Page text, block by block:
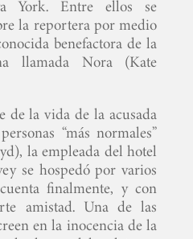
York. Entre ellos se
la reportera por medio
benefactora de la
llamada Nora (Kate
de la vida de la acusada
“más normales”
la empleada del hotel
se hospedó por varios
finalmente, y con
amistad. Una de las
en la inocencia de la